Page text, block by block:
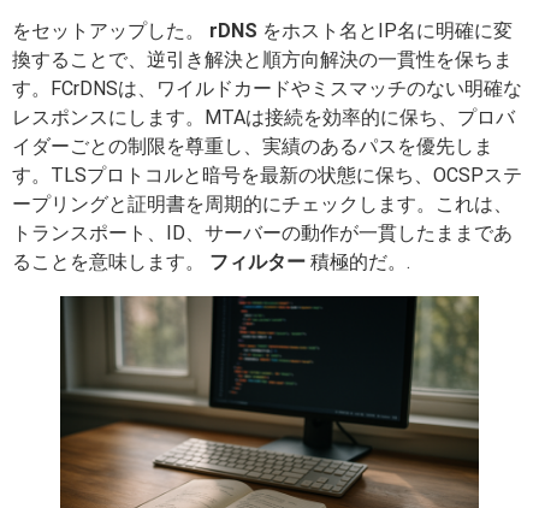
をセットアップした。 rDNS をホスト名とIP名に明確に変
換することで、逆引き解決と順方向解決の一貫性を保ちま
す。FCrDNSは、ワイルドカードやミスマッチのない明確な
レスポンスにします。MTAは接続を効率的に保ち、プロバ
イダーごとの制限を尊重し、実績のあるパスを優先しま
す。TLSプロトコルと暗号を最新の状態に保ち、OCSPステ
ープリングと証明書を周期的にチェックします。これは、
トランスポート、ID、サーバーの動作が一貫したままであ
ることを意味します。 フィルター 積極的だ。.